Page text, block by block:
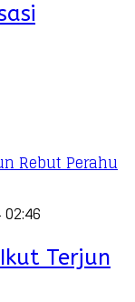
Terjun